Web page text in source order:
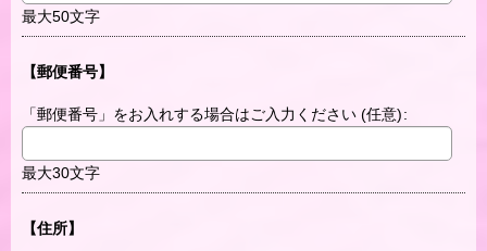
最大50文字
【郵便番号】
「郵便番号」をお入れする場合はご入力ください (任意):
最大30文字
【住所】